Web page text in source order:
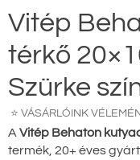
Vitép
térkő
Szürke
⭐ VÁSÁRLÓINK
A Vitép Behaton
termék, 20+ éves